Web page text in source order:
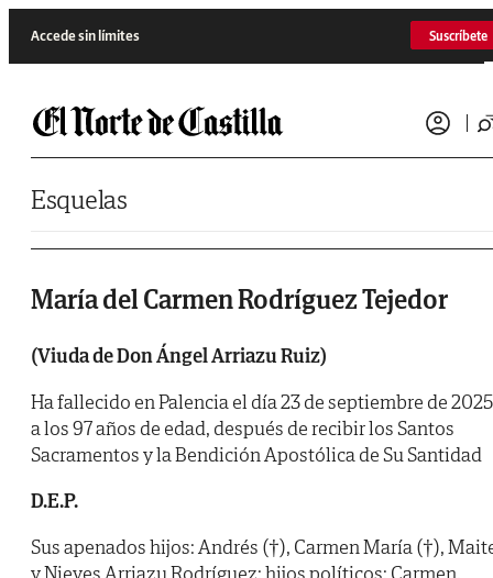
Accede sin límites Suscríbete
Esquelas
María del Carmen Rodríguez Tejedor
(Viuda de Don Ángel Arriazu Ruiz)
Ha fallecido en Palencia el día 23 de septiembre de
a los 97 años de edad, después de recibir los Santos
Sacramentos y la Bendición Apostólica de Su Santidad
D.E.P.
Sus apenados hijos: Andrés (†), Carmen María (†),